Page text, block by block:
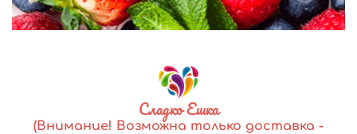
Сладко Ешка
(Внимание! Возможна только доставка -